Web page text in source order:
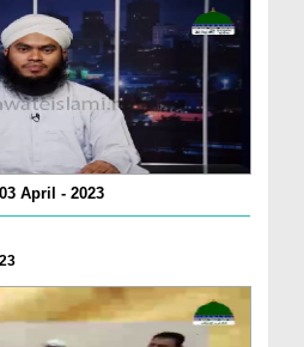
April - 2023